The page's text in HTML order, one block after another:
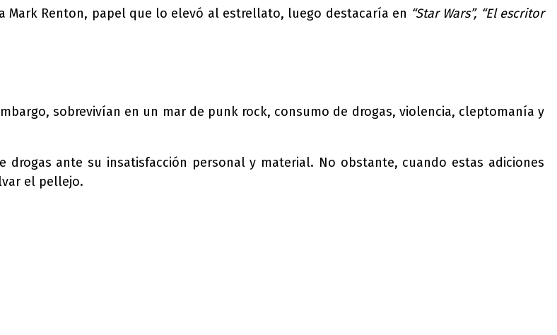
Mark Renton, papel que lo elevó al estrellato, luego destacaría en “Star Wars”, “El escritor
sobrevivían en un mar de punk rock, consumo de drogas, violencia, cleptomanía y
ante su insatisfacción personal y material. No obstante, cuando estas adiciones
el pellejo.